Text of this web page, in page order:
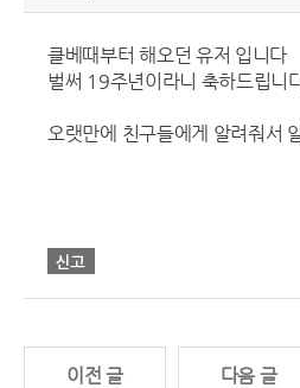
클베때부터 해오던 유저 입니다
벌써 19주년이라니 축하드립니
오랫만에 친구들에게 알려줘서
이전 글 다음 글